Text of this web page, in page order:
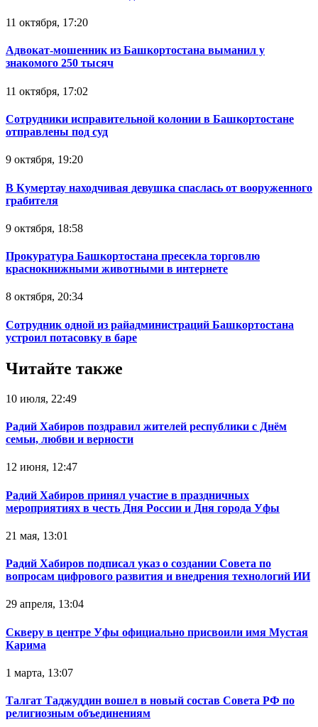
11 октября, 17:20
Адвокат-мошенник из Башкортостана выманил у
знакомого 250 тысяч
11 октября, 17:02
Сотрудники исправительной колонии в Башкортостане
отправлены под суд
9 октября, 19:20
В Кумертау находчивая девушка спаслась от вооруженного
грабителя
9 октября, 18:58
Прокуратура Башкортостана пресекла торговлю
краснокнижными животными в интернете
8 октября, 20:34
Сотрудник одной из райадминистраций Башкортостана
устроил потасовку в баре
Читайте также
10 июля, 22:49
Радий Хабиров поздравил жителей республики с Днём
семьи, любви и верности
12 июня, 12:47
Радий Хабиров принял участие в праздничных
мероприятиях в честь Дня России и Дня города Уфы
21 мая, 13:01
Радий Хабиров подписал указ о создании Совета по
вопросам цифрового развития и внедрения технологий ИИ
29 апреля, 13:04
Скверу в центре Уфы официально присвоили имя Мустая
Карима
1 марта, 13:07
Талгат Таджуддин вошел в новый состав Совета РФ по
религиозным объединениям